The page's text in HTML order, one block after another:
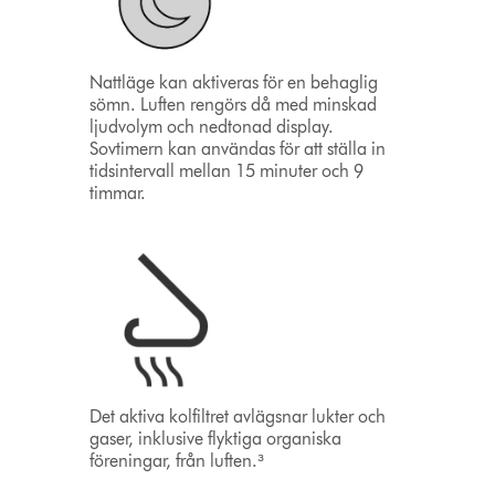
Nattläge kan aktiveras för en behaglig
sömn. Luften rengörs då med minskad
ljudvolym och nedtonad display.
Sovtimern kan användas för att ställa in
tidsintervall mellan 15 minuter och 9
timmar.
Det aktiva kolfiltret avlägsnar lukter och
gaser, inklusive flyktiga organiska
föreningar, från luften.³